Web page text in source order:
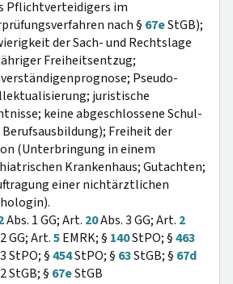
Pflichtverteidigers im
nach § 67eStGB);
der Sach- und Rechtslage
Freiheitsentzug;
Pseudo-
juristische
keine abgeschlossene Schul-
Freiheit der
(Unterbringung in einem
Krankenhaus; Gutachten;
einer nichtärztlichen
Abs. 1 GG; Art. 20Abs. 3 GG; Art. 2
GG; Art.5EMRK; § 140StPO; §463
StPO; §454StPO; § 63StGB; § 67d
StGB; § 67eStGB